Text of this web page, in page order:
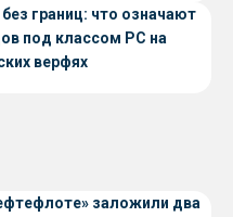
без границ: что означают
под классом РС на
верфях
заложили два